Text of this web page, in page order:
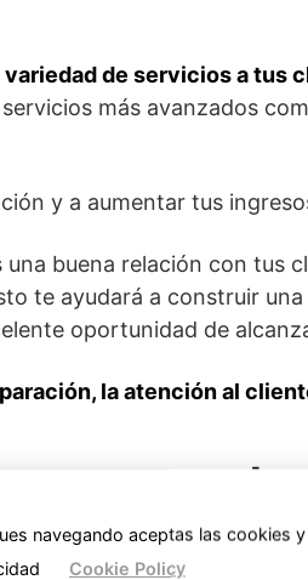
variedad de servicios a tus
más avanzados
y a aumentar tus
buena relación con tus
te ayudará a construir
oportunidad de
la atención al
una
navegando aceptas las cookies
Cookie Policy